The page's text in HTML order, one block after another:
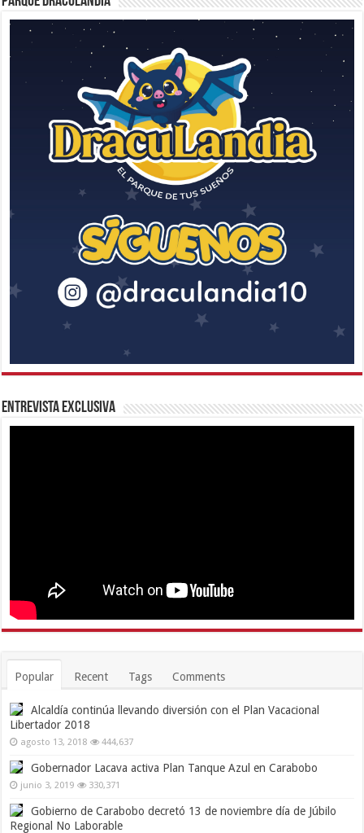
Entrevista Exclusiva
Popular Recent Tags Comments
Alcaldía continúa llevando diversión con el Plan Vacacional
Libertador 2018
agosto 13, 2018 444,637
Gobernador Lacava activa Plan Tanque Azul en Carabobo
junio 3, 2019 330,371
Gobierno de Carabobo decretó 13 de noviembre día de Júbilo
Regional No Laborable